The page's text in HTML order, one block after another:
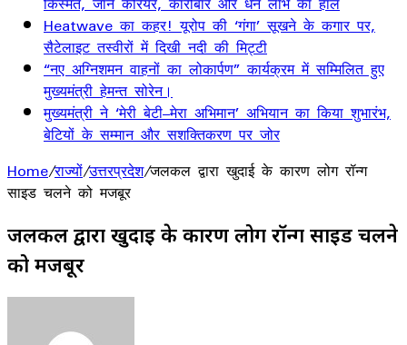
Heatwave का कहर! यूरोप की ‘गंगा’ सूखने के कगार पर,
सैटेलाइट तस्वीरों में दिखी नदी की मिट्टी
“नए अग्निशमन वाहनों का लोकार्पण” कार्यक्रम में सम्मिलित हुए
मुख्यमंत्री हेमन्त सोरेन।
मुख्यमंत्री ने ‘मेरी बेटी–मेरा अभिमान’ अभियान का किया शुभारंभ,
बेटियों के सम्मान और सशक्तिकरण पर जोर
Home/राज्यों/उत्तरप्रदेश/जलकल द्वारा खुदाई के कारण लोग रॉन्ग
साइड चलने को मजबूर
जलकल द्वारा खुदाई के कारण लोग रॉन्ग साइड चलने
को मजबूर